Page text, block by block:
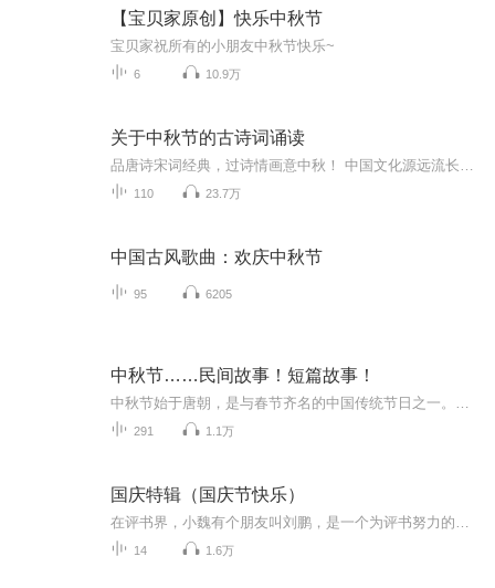
【宝贝家原创】快乐中秋节
宝贝家祝所有的小朋友中秋节快乐~
6 10.9万
关于中秋节的古诗词诵读
110 23.7万
中国古风歌曲：欢庆中秋节
95 6205
中秋节……民间故事！短篇故事！
291 1.1万
国庆特辑（国庆节快乐）
14 1.6万